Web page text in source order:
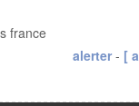
france
alerter - [